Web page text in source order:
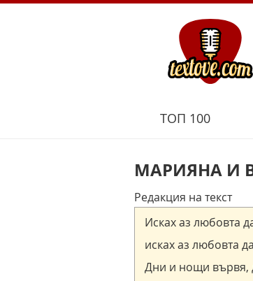
ТОП 100
МАРИЯНА И
Редакция на текст